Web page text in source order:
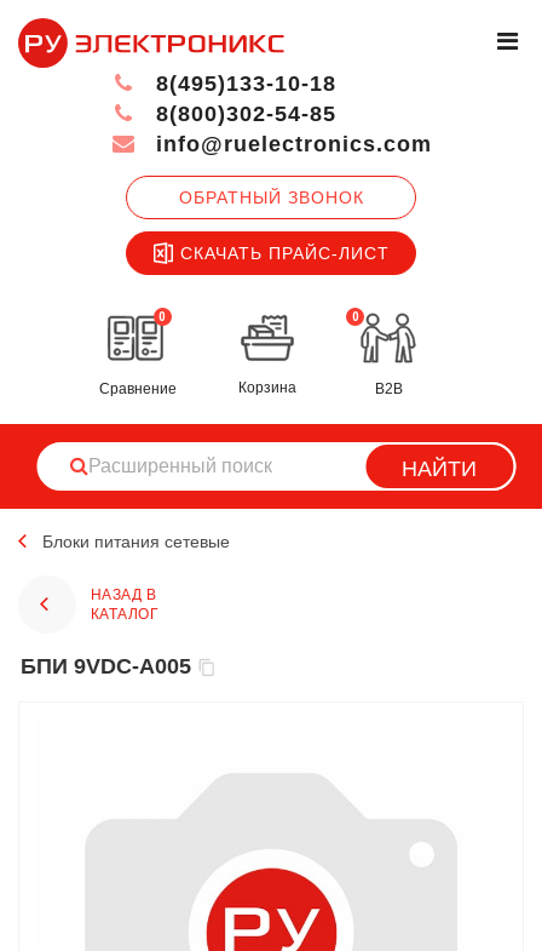
ОБРАТНЫЙ ЗВОНОК
СКАЧАТЬ ПРАЙС-ЛИСТ
8(495)133-10-18
8(800)302-54-85
info@ruelectronics.com
0
Сравнение
0
Корзина B2B
НАЙТИ
Блоки питания сетевые
НАЗАД В
КАТАЛОГ
БПИ 9VDC-A005